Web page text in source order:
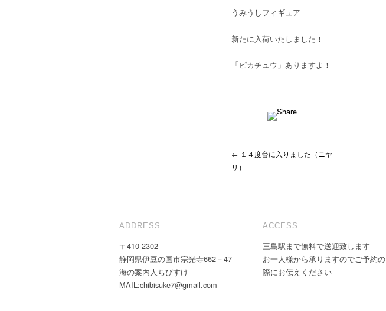
うみうしフィギュア
新たに入荷いたしました！
「ピカチュウ」ありますよ！
← １４度台に入りました（ニヤ
リ）
ADDRESS
〒410-2302
静岡県伊豆の国市宗光寺662－47
海の案内人ちびすけ
MAIL:chibisuke7@gmail.com
ACCESS
三島駅まで無料で送迎致します
お一人様から承りますのでご予約の
際にお伝えください